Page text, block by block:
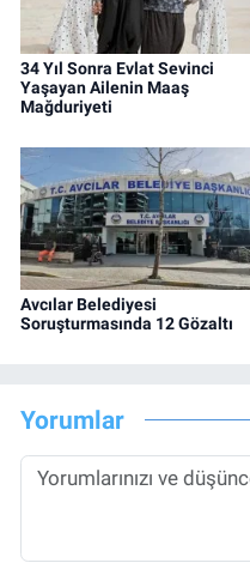
34 Yıl Sonra Evlat Sevinci
Yaşayan Ailenin Maaş
Mağduriyeti
Avcılar Belediyesi
Soruşturmasında 12 Gözaltı
Yorumlar